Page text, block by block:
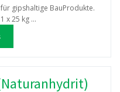
gipshaltige BauProdukte.
x 25 kg ...